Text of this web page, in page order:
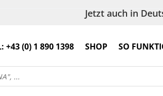
Jetzt auch in
+43 (0) 1 890 1398 SHOP SO